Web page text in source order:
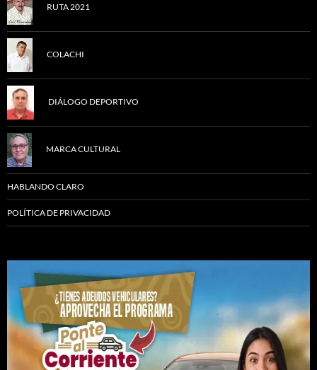
RUTA 2021
COLACHI
DIÁLOGO DEPORTIVO
MARCA CULTURAL
HABLANDO CLARO
POLÍTICA DE PRIVACIDAD